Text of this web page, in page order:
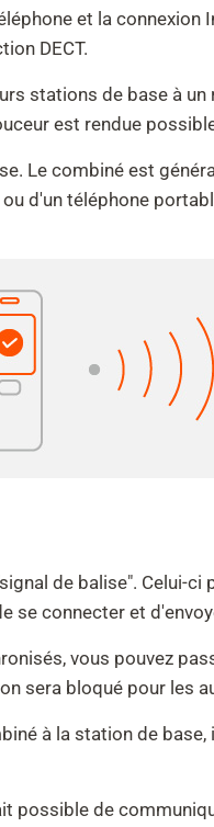
et la
DECT.
stations de base à
est rendue
Le combiné est
d'un téléphone
de balise". Celui-
se connecter et
vous pouvez
sera bloqué pour les
à la station de
possible de